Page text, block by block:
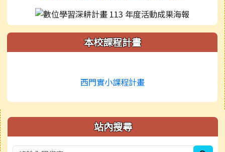
本校課程計畫
西門實小課程計畫
右邊區域內容 站內搜尋